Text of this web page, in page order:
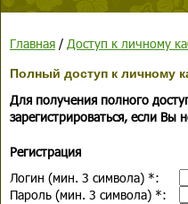
Главная / Доступ к личному
Полный доступ к личному
Для получения полного
зарегистрироваться, если Вы
Регистрация
Логин (мин. 3 символа) *:
Пароль (мин. 3 символа) *: